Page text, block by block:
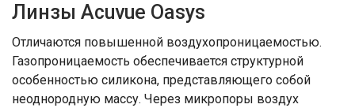
Линзы Acuvue Oasys
Отличаются повышенной воздухопроницаемостью.
Газопроницаемость обеспечивается структурной
особенностью силикона, представляющего собой
неоднородную массу. Через микропоры воздух